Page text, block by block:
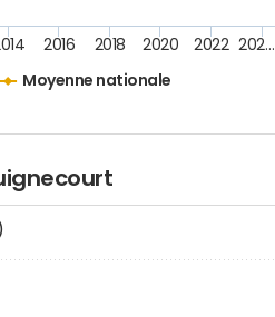
Moyenne nationale
2016 2018 2020 2022 202…